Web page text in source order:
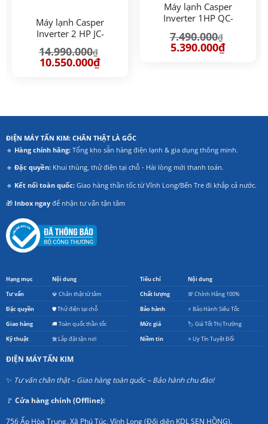
Máy lạnh Casper
Inverter 2 HP JC-
14.990.000₫
Giá
gốc
10.550.000₫Giá
Máy lạnh Casper
Inverter 1HP QC-
7.490.000₫
Giá
gốc
5.390.000₫Giá
ĐIỆN MÁY TẤN KIM: CHÂN THẬT LÀ GỐC
🔹 Hàng chính hãng:Tổng kho sẵn hàng điện lạnh & gia dụng thông minh.
🔹 Đặc quyền:Khui thùng, thử điện tại chỗ - Hài lòng mới thanh toán.
🔹 Kết nối toàn quốc:Giao hàng thần tốc từ Vĩnh Long/Bến Tre đi khắp cả nước.
🎁 Inbox ngayđể nhận tư vấn tận tâm
Hạng mục Nội dung
Tư vấn 💎 Chân thật từ tâm
Đặc quyền 🛡️ Thử điện tại chỗ
Giao hàng 🚚 Toàn quốc thần tốc
Kỹ thuật 🛠️ Lắp đặt tận nơi
Tiêu chí Nội dung
Chất lượng 💯 Chính Hãng 100%
Bảo hành ⚡ Bảo Hành Siêu Tốc
Mức giá 🏷️ Giá Tốt Thị Trường
Niềm tin ⭐ Uy Tín Tuyệt Đối
ĐIỆN MÁY TẤN KIM
✨ Tư vấn chân thật – Giao hàng toàn quốc – Bảo hành chu đáo!
🚩 Cửa hàng chính (Offline):
756 Ấp Hòa Trung, Xã Phú Túc, Vĩnh Long (Đối diện KDL SEN HỒNG).